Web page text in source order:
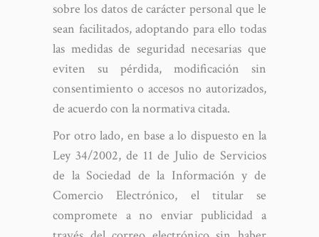
sobre los datos de carácter personal que le
sean facilitados, adoptando para ello todas
las medidas de seguridad necesarias que
eviten su pérdida, modificación sin
consentimiento o accesos no autorizados,
de acuerdo con la normativa citada.
Por otro lado, en base a lo dispuesto en la
Ley 34/2002, de 11 de Julio de Servicios
de la Sociedad de la Información y de
Comercio Electrónico, el titular se
compromete a no enviar publicidad a